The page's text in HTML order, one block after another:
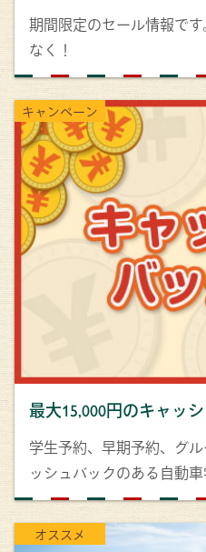
期間限定のセール情報で
なく！
キャンペーン
最大15,000円のキャッ
学生予約、早期予約、グ
ッシュバックのある自動車
オススメ